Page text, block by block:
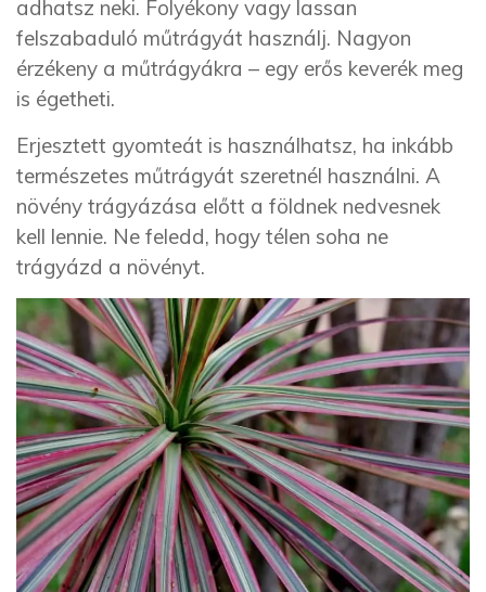
adhatsz neki. Folyékony vagy lassan
felszabaduló műtrágyát használj. Nagyon
érzékeny a műtrágyákra – egy erős keverék meg
is égetheti.
Erjesztett gyomteát is használhatsz, ha inkább
természetes műtrágyát szeretnél használni. A
növény trágyázása előtt a földnek nedvesnek
kell lennie. Ne feledd, hogy télen soha ne
trágyázd a növényt.